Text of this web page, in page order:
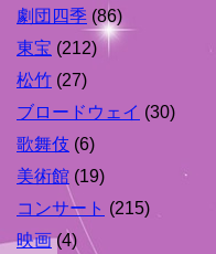
劇団四季 (86)
東宝 (212)
松竹 (27)
ブロードウェイ (30)
歌舞伎 (6)
美術館 (19)
コンサート (215)
映画(4)